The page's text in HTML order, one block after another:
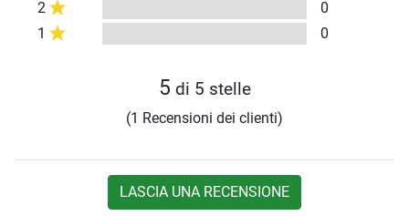
2
0
1
0
5 di 5 stelle
(1 Recensioni dei clienti)
LASCIA UNA RECENSIONE